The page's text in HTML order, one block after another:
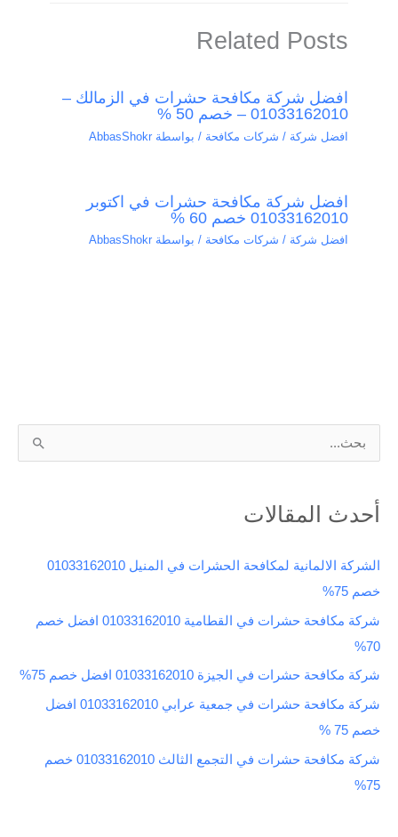
Related Posts
افضل شركة مكافحة حشرات في الزمالك –
01033162010 – خصم 50 %
افضل شركة / شركات مكافحة / بواسطة AbbasShokr
افضل شركة مكافحة حشرات في اكتوبر
01033162010 خصم 60 %
افضل شركة / شركات مكافحة / بواسطة AbbasShokr
ب
ح
:
أحدث المقالات
الشركة الالمانية لمكافحة الحشرات في المنيل 01033162010
خصم 75%
شركة مكافحة حشرات في القطامية 01033162010 افضل خصم
70%
شركة مكافحة حشرات في الجيزة 01033162010 افضل خصم 75%
شركة مكافحة حشرات في جمعية عرابي 01033162010 افضل
خصم 75 %
شركة مكافحة حشرات في التجمع الثالث 01033162010 خصم
75%